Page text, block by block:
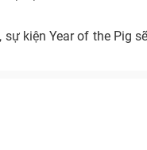
sự kiện Year of the Pig